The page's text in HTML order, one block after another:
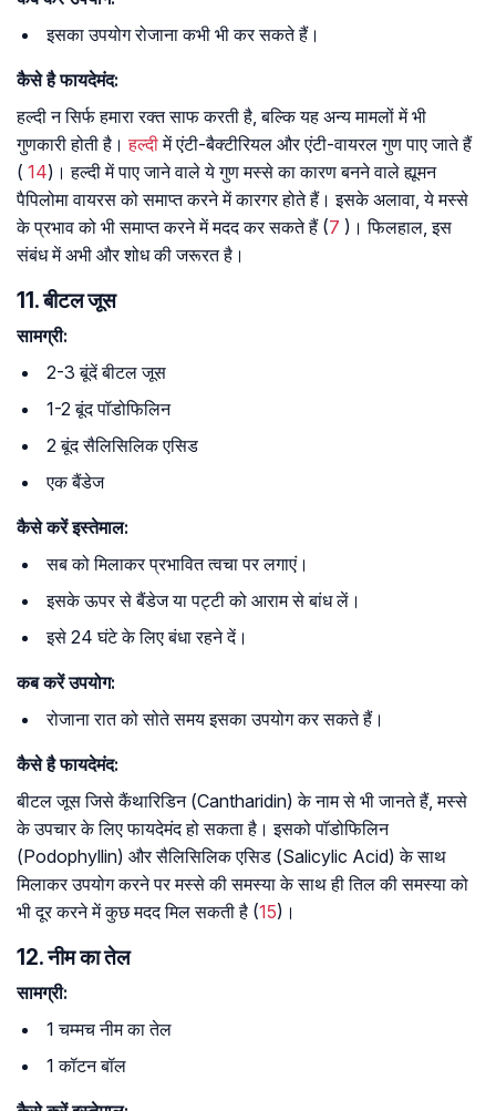
इसका उपयोग रोजाना कभी भी कर सकते हैं।
कैसे है फायदेमंद:
हल्दी न सिर्फ हमारा रक्त साफ करती है, बल्कि यह अन्य मामलों में भी
गुणकारी होती है।हल्दीमें एंटी-बैक्टीरियल और एंटी-वायरल गुण पाए जाते हैं
( 14)। हल्दी में पाए जाने वाले ये गुण मस्से का कारण बनने वाले ह्यूमन
पैपिलोमा वायरस को समाप्त करने में कारगर होते हैं। इसके अलावा, ये मस्से
के प्रभाव को भी समाप्त करने में मदद कर सकते हैं (7 )। फिलहाल, इस
संबंध में अभी और शोध की जरूरत है।
11. बीटल जूस
सामग्री:
2-3 बूंदें बीटल जूस
1-2 बूंद पॉडोफिलिन
2 बूंद सैलिसिलिक एसिड
एक बैंडेज
कैसे करें इस्तेमाल:
सब को मिलाकर प्रभावित त्वचा पर लगाएं।
इसके ऊपर से बैंडेज या पट्टी को आराम से बांध लें।
इसे 24 घंटे के लिए बंधा रहने दें।
कब करें उपयोग:
रोजाना रात को सोते समय इसका उपयोग कर सकते हैं।
कैसे है फायदेमंद:
बीटल जूस जिसे कैंथारिडिन (Cantharidin) के नाम से भी जानते हैं, मस्से
के उपचार के लिए फायदेमंद हो सकता है। इसको पॉडोफिलिन
(Podophyllin) और सैलिसिलिक एसिड (Salicylic Acid) के साथ
मिलाकर उपयोग करने पर मस्से की समस्या के साथ ही तिल की समस्या को
भी दूर करने में कुछ मदद मिल सकती है (15)।
12. नीम का तेल
सामग्री:
1 चम्मच नीम का तेल
1 कॉटन बॉल